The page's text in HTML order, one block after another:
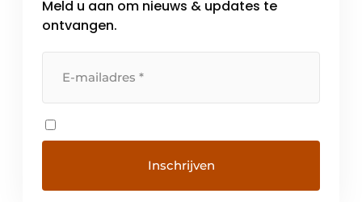
Meld u aan om nieuws & updates te
ontvangen.